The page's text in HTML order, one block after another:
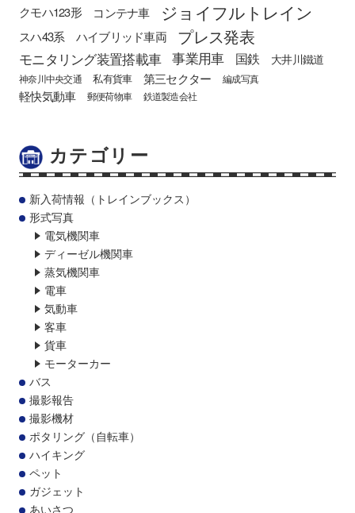
クモハ123形
コンテナ車 ジョイフルトレイン
スハ43系 ハイブリッド車両 プレス発表
モニタリング装置搭載車 事業用車 国鉄 大井川鐵道
神奈川中央交通 私有貨車 第三セクター 編成写真
軽快気動車 郵便荷物車 鉄道製造会社
カテゴリー
新入荷情報（トレインブックス）
形式写真
電気機関車
ディーゼル機関車
蒸気機関車
電車
気動車
客車
貨車
モーターカー
バス
撮影報告
撮影機材
ポタリング（自転車）
ハイキング
ペット
ガジェット
あいさつ